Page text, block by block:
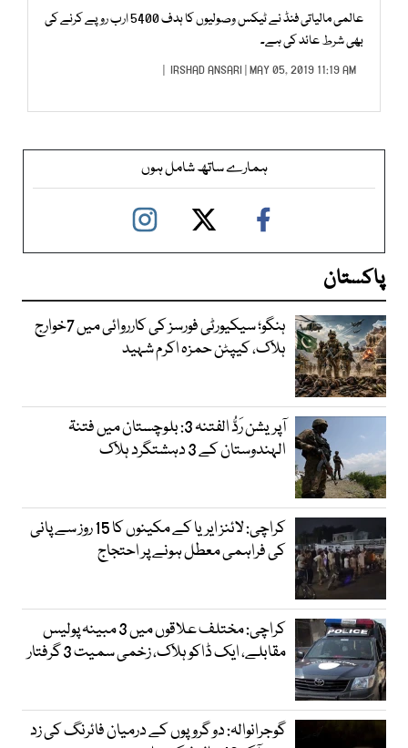
عالمی مالیاتی فنڈ نے ٹیکس وصولیوں کا ہدف 5400 ارب روپے کرنے کی
بھی شرط عائد کی ہے۔
IRSHAD ANSARI | MAY 05, 2019 11:19 AM |
ہمارے ساتھ شامل ہوں
پاکستان
ہنگو؛ سیکیورٹی فورسز کی کارروائی میں 7خوارج
ہلاک، کیپٹن حمزہ اکرم شہید
آپریشن رَدُّ الفتنہ 3: بلوچستان میں فتنۃ
الہندوستان کے 3 دہشتگرد ہلاک
کراچی: لائنز ایریا کے مکینوں کا 15 روز سے پانی
کی فراہمی معطل ہونے پر احتجاج
کراچی: مختلف علاقوں میں 3 مبینہ پولیس
مقابلے، ایک ڈاکو ہلاک، زخمی سمیت 3 گرفتار
گوجرانوالہ: دو گروپوں کے درمیان فائرنگ کی زد